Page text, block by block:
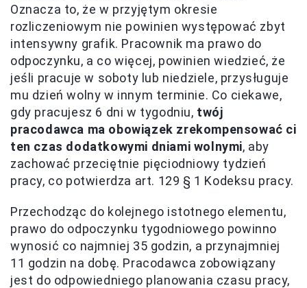
Oznacza to, że w przyjętym okresie
rozliczeniowym nie powinien występować zbyt
intensywny grafik. Pracownik ma prawo do
odpoczynku, a co więcej, powinien wiedzieć, że
jeśli pracuje w soboty lub niedziele, przysługuje
mu dzień wolny w innym terminie. Co ciekawe,
gdy pracujesz 6 dni w tygodniu, twój
pracodawca ma obowiązek zrekompensować ci
ten czas dodatkowymi dniami wolnymi, aby
zachować przeciętnie pięciodniowy tydzień
pracy, co potwierdza art. 129 § 1 Kodeksu pracy.
Przechodząc do kolejnego istotnego elementu,
prawo do odpoczynku tygodniowego powinno
wynosić co najmniej 35 godzin, a przynajmniej
11 godzin na dobę. Pracodawca zobowiązany
jest do odpowiedniego planowania czasu pracy,